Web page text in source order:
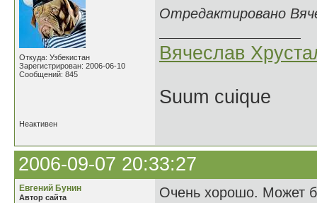
Откуда: Узбекистан
Зарегистрирован: 2006-06-10
Сообщений: 845
Отредактировано
Вячеслав
Suum cuique
Неактивен
2006-09-07 20:33:27
Евгений Бунин
Автор сайта
Очень хорошо. Может